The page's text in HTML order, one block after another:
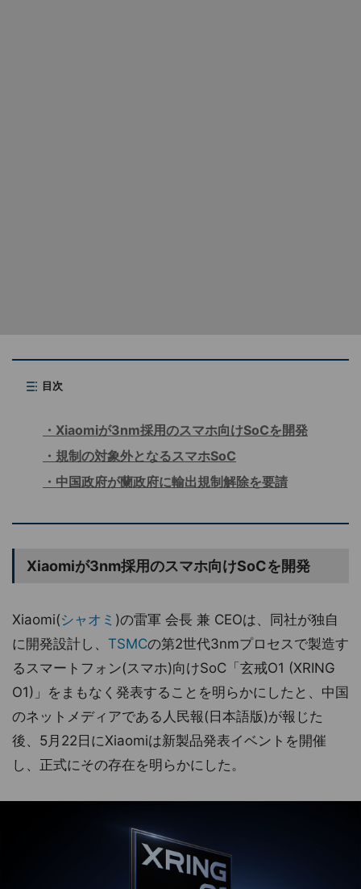
目次
Xiaomiが3nm採用のスマホ向けSoCを開発
規制の対象外となるスマホSoC
中国政府が蘭政府に輸出規制解除を要請
Xiaomiが3nm採用のスマホ向けSoCを開発
Xiaomi(シャオミ )の雷軍 会長 兼 CEOは、同社が独自
に開発設計し、 TSMCの第2世代3nmプロセスで製造す
るスマートフォン(スマホ)向けSoC「玄戒O1 (XRING
O1)」をまもなく発表することを明らかにしたと、中国
のネットメディアである人民報(日本語版)が報じた
後、5月22日にXiaomiは新製品発表イベントを開催
し、正式にその存在を明らかにした。